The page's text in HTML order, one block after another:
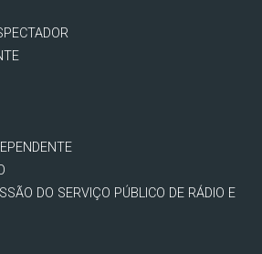
DO SERVIÇO PÚBLICO DE RÁDIO E